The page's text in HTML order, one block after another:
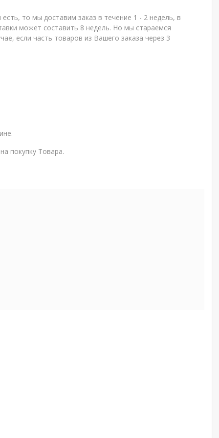
то мы доставим заказ в течение 1 - 2 недель, в
может составить 8 недель. Но мы стараемся
если часть товаров из Вашего заказа через 3
покупку Товара.